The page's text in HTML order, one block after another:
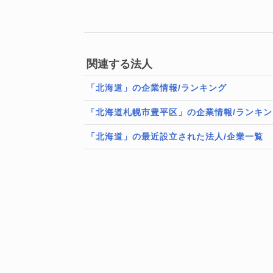
関連する法人
「北海道」の企業情報/ランキング
「北海道札幌市豊平区」の企業情報/ランキ
「北海道」の最近設立された法人/企業一覧